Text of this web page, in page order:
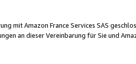
mit Amazon France Services SAS
an dieser Vereinbarung für Sie und